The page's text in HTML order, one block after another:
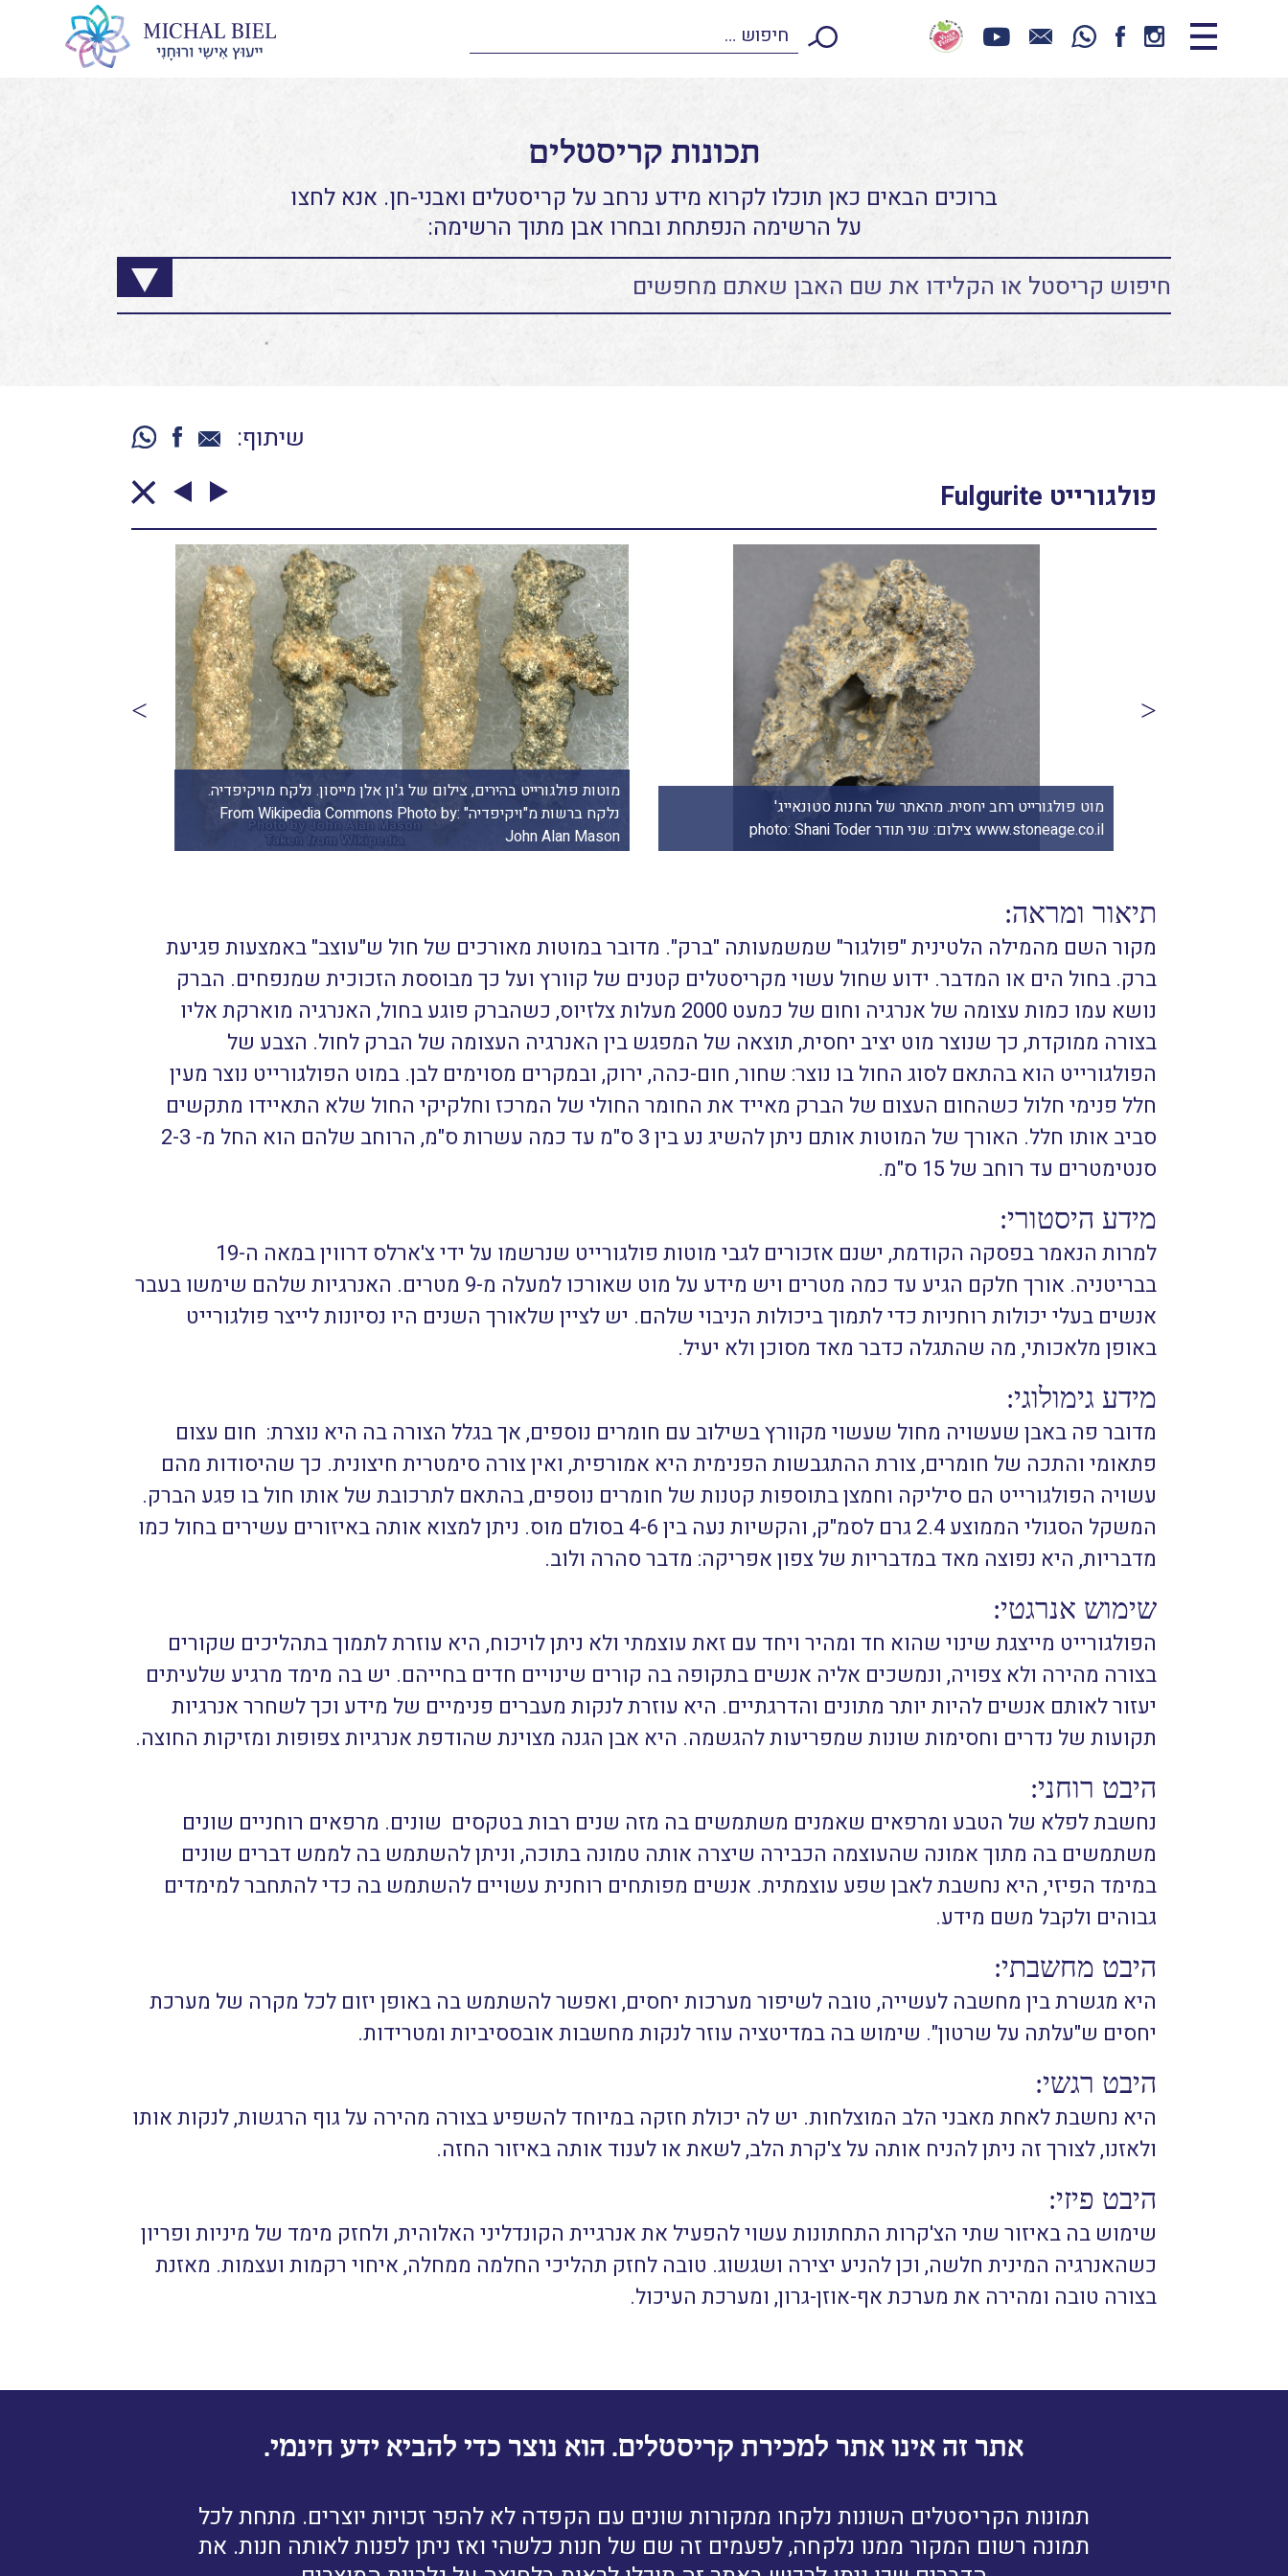
תכונות קריסטלים
ברוכים הבאים כאן תוכלו לקרוא מידע נרחב על קריסטלים ואבני-חן. אנא לחצו
על הרשימה הנפתחת ובחרו אבן מתוך הרשימה:
שיתוף:
פולגורייט Fulgurite
מוטות פולגורייט בהירים, צילום של ג'ון אלן מייסון. נלקח מויקיפדיה.
נלקח ברשות מ"ויקיפדיה" From Wikipedia Commons Photo by:
John Alan Mason
מוט פולגורייט רחב יחסית. מהאתר של החנות סטונאייג'
www.stoneage.co.il צילום: שני תודר photo: Shani Toder
תיאור ומראה:
מקור השם מהמילה הלטינית "פולגור" שמשמעותה "ברק". מדובר במוטות מאורכים של חול ש"עוצב" באמצעות פגיעת
ברק. בחול הים או המדבר. ידוע שחול עשוי מקריסטלים קטנים של קוורץ ועל כך מבוססת הזכוכית שמנפחים. הברק
נושא עמו כמות עצומה של אנרגיה וחום של כמעט 2000 מעלות צלזיוס, כשהברק פוגע בחול, האנרגיה מוארקת אליו
בצורה ממוקדת, כך שנוצר מוט יציב יחסית, תוצאה של המפגש בין האנרגיה העצומה של הברק לחול. הצבע של
הפולגורייט הוא בהתאם לסוג החול בו נוצר: שחור, חום-כהה, ירוק, ובמקרים מסוימים לבן. במוט הפולגורייט נוצר מעין
חלל פנימי חלול כשהחום העצום של הברק מאייד את החומר החולי של המרכז וחלקיקי החול שלא התאיידו מתקשים
סביב אותו חלל. האורך של המוטות אותם ניתן להשיג נע בין 3 ס"מ עד כמה עשרות ס"מ, הרוחב שלהם הוא החל מ- 2-3
סנטימטרים עד רוחב של 15 ס"מ.
מידע היסטורי:
למרות הנאמר בפסקה הקודמת, ישנם אזכורים לגבי מוטות פולגורייט שנרשמו על ידי צ'ארלס דרווין במאה ה-19
בבריטניה. אורך חלקם הגיע עד כמה מטרים ויש מידע על מוט שאורכו למעלה מ-9 מטרים. האנרגיות שלהם שימשו בעבר
אנשים בעלי יכולות רוחניות כדי לתמוך ביכולות הניבוי שלהם. יש לציין שלאורך השנים היו נסיונות לייצר פולגורייט
באופן מלאכותי, מה שהתגלה כדבר מאד מסוכן ולא יעיל.
מידע גימולוגי:
מדובר פה באבן שעשויה מחול שעשוי מקוורץ בשילוב עם חומרים נוספים, אך בגלל הצורה בה היא נוצרת: חום עצום
פתאומי והתכה של חומרים, צורת ההתגבשות הפנימית היא אמורפית, ואין צורה סימטרית חיצונית. כך שהיסודות מהם
עשויה הפולגורייט הם סיליקה וחמצן בתוספות קטנות של חומרים נוספים, בהתאם לתרכובת של אותו חול בו פגע הברק.
המשקל הסגולי הממוצע 2.4 גרם לסמ"ק, והקשיות נעה בין 4-6 בסולם מוס. ניתן למצוא אותה באיזורים עשירים בחול כמו
מדבריות, היא נפוצה מאד במדבריות של צפון אפריקה: מדבר סהרה ולוב.
שימוש אנרגטי:
הפולגורייט מייצגת שינוי שהוא חד ומהיר ויחד עם זאת עוצמתי ולא ניתן לויכוח, היא עוזרת לתמוך בתהליכים שקורים
בצורה מהירה ולא צפויה, ונמשכים אליה אנשים בתקופה בה קורים שינויים חדים בחייהם. יש בה מימד מרגיע שלעיתים
יעזור לאותם אנשים להיות יותר מתונים והדרגתיים. היא עוזרת לנקות מעברים פנימיים של מידע וכך לשחרר אנרגיות
תקועות של נדרים וחסימות שונות שמפריעות להגשמה. היא אבן הגנה מצוינת שהודפת אנרגיות צפופות ומזיקות החוצה.
היבט רוחני:
נחשבת לפלא של הטבע ומרפאים שאמנים משתמשים בה מזה שנים רבות בטקסים שונים. מרפאים רוחניים שונים
משתמשים בה מתוך אמונה שהעוצמה הכבירה שיצרה אותה טמונה בתוכה, וניתן להשתמש בה לממש דברים שונים
במימד הפיזי, היא נחשבת לאבן שפע עוצמתית. אנשים מפותחים רוחנית עשויים להשתמש בה כדי להתחבר למימדים
גבוהים ולקבל משם מידע.
היבט מחשבתי:
היא מגשרת בין מחשבה לעשייה, טובה לשיפור מערכות יחסים, ואפשר להשתמש בה באופן יזום לכל מקרה של מערכת
יחסים ש"עלתה על שרטון". שימוש בה במדיטציה עוזר לנקות מחשבות אובססיביות ומטרידות.
היבט רגשי:
היא נחשבת לאחת מאבני הלב המוצלחות. יש לה יכולת חזקה במיוחד להשפיע בצורה מהירה על גוף הרגשות, לנקות אותו
ולאזנו, לצורך זה ניתן להניח אותה על צ'קרת הלב, לשאת או לענוד אותה באיזור החזה.
היבט פיזי:
שימוש בה באיזור שתי הצ'קרות התחתונות עשוי להפעיל את אנרגיית הקונדליני האלוהית, ולחזק מימד של מיניות ופריון
כשהאנרגיה המינית חלשה, וכן להניע יצירה ושגשוג. טובה לחזק תהליכי החלמה ממחלה, איחוי רקמות ועצמות. מאזנת
בצורה טובה ומהירה את מערכת אף-אוזן-גרון, ומערכת העיכול.
אתר זה אינו אתר למכירת קריסטלים. הוא נוצר כדי להביא ידע חינמי.
תמונות הקריסטלים השונות נלקחו ממקורות שונים עם הקפדה לא להפר זכויות יוצרים. מתחת לכל
תמונה רשום המקור ממנו נלקחה, לפעמים זה שם של חנות כלשהי ואז ניתן לפנות לאותה חנות. את